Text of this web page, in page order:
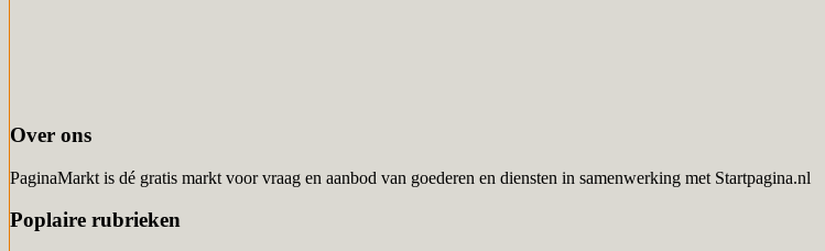
Over ons
PaginaMarkt is dé gratis markt voor vraag en aanbod van goederen en diensten in samenwerking met Startpagina.nl
Poplaire rubrieken